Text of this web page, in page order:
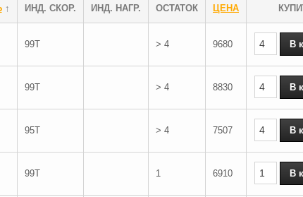
↑ ИНД. СКОР. ИНД. НАГР. ОСТАТОК ЦЕНА
99T > 4 9680
99T > 4 8830
95T > 4 7507
99T 1 6910